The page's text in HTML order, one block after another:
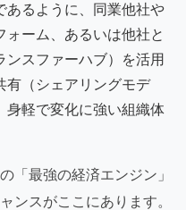
あるように、同業他社や
ーム、あるいは他社と
スファーハブ）を活用
有（シェアリングモデ
身軽で変化に強い組織体
「最強の経済エンジン」
ンスがここにあります。